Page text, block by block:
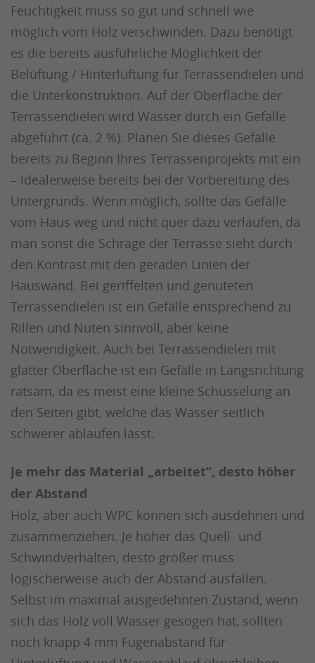
Feuchtigkeit muss so gut und schnell wie
möglich vom Holz verschwinden. Dazu benötigt
es die bereits ausführliche Möglichkeit der
Belüftung / Hinterlüftung für Terrassendielen und
die Unterkonstruktion. Auf der Oberfläche der
Terrassendielen wird Wasser durch ein Gefälle
abgeführt (ca. 2 %). Planen Sie dieses Gefälle
bereits zu Beginn Ihres Terrassenprojekts mit ein
– idealerweise bereits bei der Vorbereitung des
Untergrunds. Wenn möglich, sollte das Gefälle
vom Haus weg und nicht quer dazu verlaufen, da
man sonst die Schräge der Terrasse sieht durch
den Kontrast mit den geraden Linien der
Hauswand. Bei geriffelten und genuteten
Terrassendielen ist ein Gefälle entsprechend zu
Rillen und Nuten sinnvoll, aber keine
Notwendigkeit. Auch bei Terrassendielen mit
glatter Oberfläche ist ein Gefälle in Längsrichtung
ratsam, da es meist eine kleine Schüsselung an
den Seiten gibt, welche das Wasser seitlich
schwerer ablaufen lässt.
Je mehr das Material „arbeitet“, desto höher
der Abstand
Holz, aber auch WPC können sich ausdehnen und
zusammenziehen. Je höher das Quell- und
Schwindverhalten, desto größer muss
logischerweise auch der Abstand ausfallen.
Selbst im maximal ausgedehnten Zustand, wenn
sich das Holz voll Wasser gesogen hat, sollten
noch knapp 4 mm Fugenabstand für